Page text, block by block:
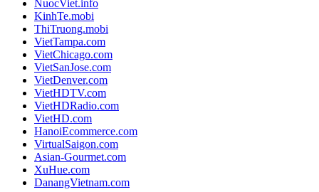
NuocViet.info
KinhTe.mobi
ThiTruong.mobi
VietTampa.com
VietChicago.com
VietSanJose.com
VietDenver.com
VietHDTV.com
VietHDRadio.com
VietHD.com
HanoiEcommerce.com
VirtualSaigon.com
Asian-Gourmet.com
XuHue.com
DanangVietnam.com